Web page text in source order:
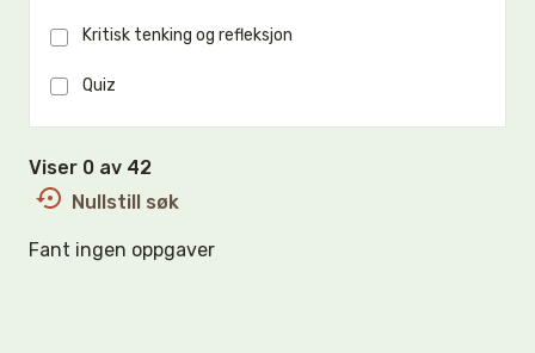
Kritisk tenking og refleksjon
Quiz
Viser 0 av 42
Nullstill søk
Fant ingen oppgaver